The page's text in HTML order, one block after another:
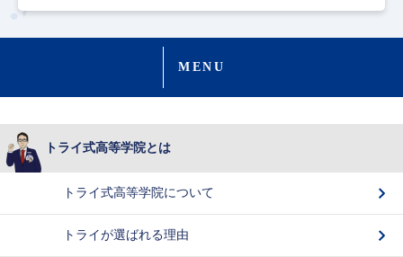
MENU
トライ式高等学院とは
トライ式高等学院について
トライが選ばれる理由